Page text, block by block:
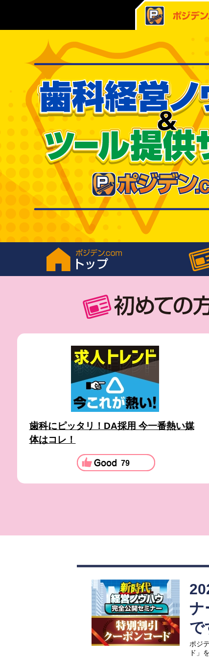
歯科にピッタリ！DA採用 今一番熱い媒
体はコレ！
79
ナ
で
ポジ
ド」